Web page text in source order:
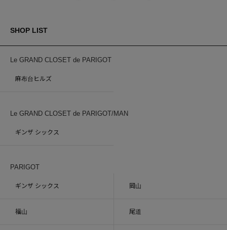
SHOP LIST
Le GRAND CLOSET de PARIGOT
麻布台ヒルズ
Le GRAND CLOSET de PARIGOT/MAN
ギンザ シックス
PARIGOT
ギンザ シックス 岡山
福山 尾道